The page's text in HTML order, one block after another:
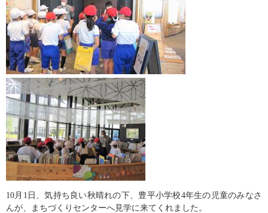
10月1日、気持ち良い秋晴れの下、豊平小学校4年生の児童のみなさ
んが、まちづくりセンターへ見学に来てくれました。